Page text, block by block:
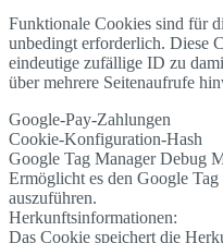
Funktionale Cookies sind für
unbedingt erforderlich. Diese
eindeutige zufällige ID zu
über mehrere Seitenaufrufe
Google-Pay-Zahlungen
Cookie-Konfiguration-Hash
Google Tag Manager Debug
Ermöglicht es den Google
auszuführen.
Herkunftsinformationen:
Das Cookie speichert die